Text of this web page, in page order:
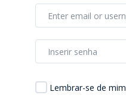
Lembrar-se de mim